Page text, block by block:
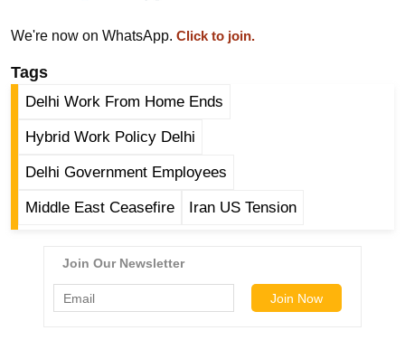
ड
फि
स
मी
We're now on WhatsApp. Click to join.
Tags
Delhi Work From Home Ends
Hybrid Work Policy Delhi
Delhi Government Employees
Middle East Ceasefire Iran US Tension